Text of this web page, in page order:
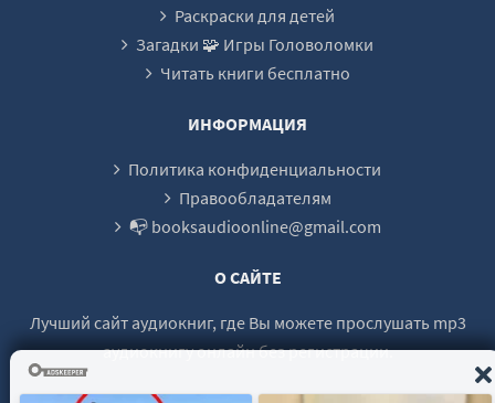
Раскраски для детей
Загадки 🧩 Игры Головоломки
Читать книги бесплатно
ИНФОРМАЦИЯ
Политика конфиденциальности
Правообладателям
📭 booksaudioonline@gmail.com
О САЙТЕ
Лучший сайт аудиокниг, где Вы можете прослушать mp3
аудиокнигу онлайн без регистрации.